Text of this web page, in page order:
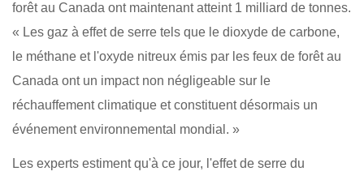
forêt au Canada ont maintenant atteint 1 milliard de tonnes.
« Les gaz à effet de serre tels que le dioxyde de carbone,
le méthane et l'oxyde nitreux émis par les feux de forêt au
Canada ont un impact non négligeable sur le
réchauffement climatique et constituent désormais un
événement environnemental mondial. »
Les experts estiment qu'à ce jour, l'effet de serre du